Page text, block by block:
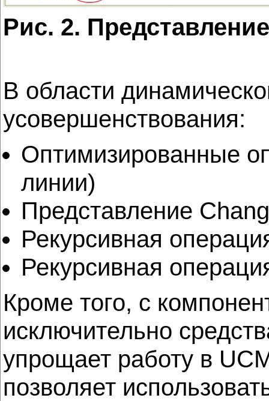
Рис. 2.
В области
усовершенствования:
Оптимизированные
линии)
Представление
Рекурсивная
Рекурсивная
Кроме того, с
исключительно
упрощает работу в
позволяет